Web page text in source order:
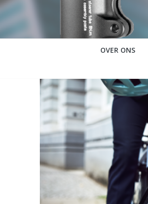
OVER ONS